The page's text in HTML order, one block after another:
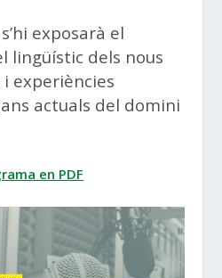
exposarà el
lingüístic dels nous
experiències
actuals del domini
en PDF